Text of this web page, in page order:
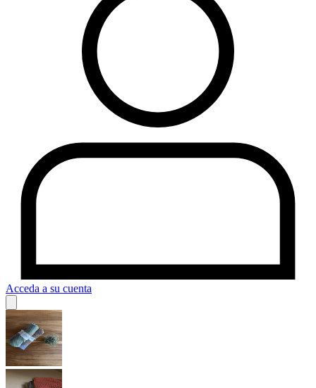
Acceda a su cuenta